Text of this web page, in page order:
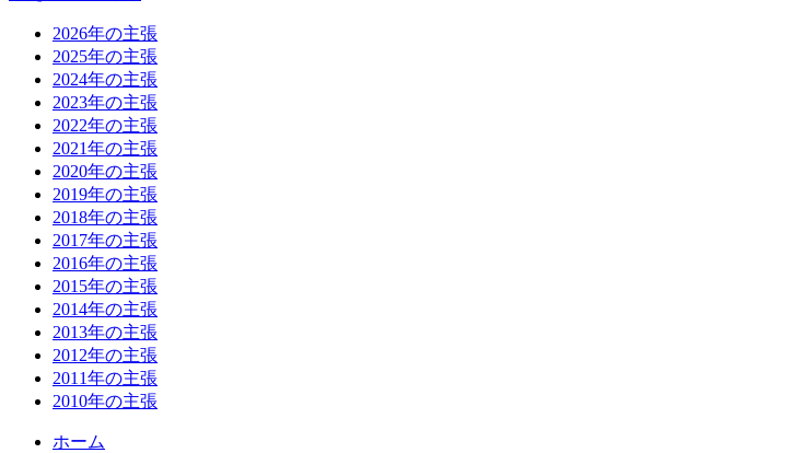
2026年の主張
2025年の主張
2024年の主張
2023年の主張
2022年の主張
2021年の主張
2020年の主張
2019年の主張
2018年の主張
2017年の主張
2016年の主張
2015年の主張
2014年の主張
2013年の主張
2012年の主張
2011年の主張
2010年の主張
ホーム